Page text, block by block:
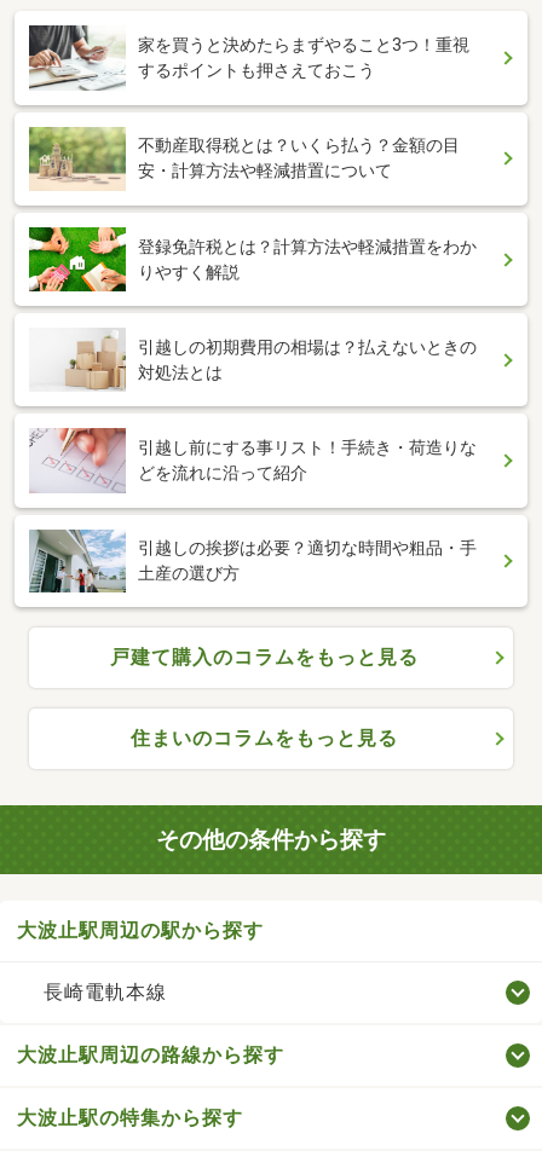
家を買うと決めたらまずやること3つ！重視
するポイントも押さえておこう
不動産取得税とは？いくら払う？金額の目
安・計算方法や軽減措置について
登録免許税とは？計算方法や軽減措置をわか
りやすく解説
引越しの初期費用の相場は？払えないときの
対処法とは
引越し前にする事リスト！手続き・荷造りな
どを流れに沿って紹介
引越しの挨拶は必要？適切な時間や粗品・手
土産の選び方
戸建て購入のコラムをもっと見る
住まいのコラムをもっと見る
その他の条件から探す
大波止駅周辺の駅から探す
長崎電軌本線
大波止駅周辺の路線から探す
大波止駅の特集から探す